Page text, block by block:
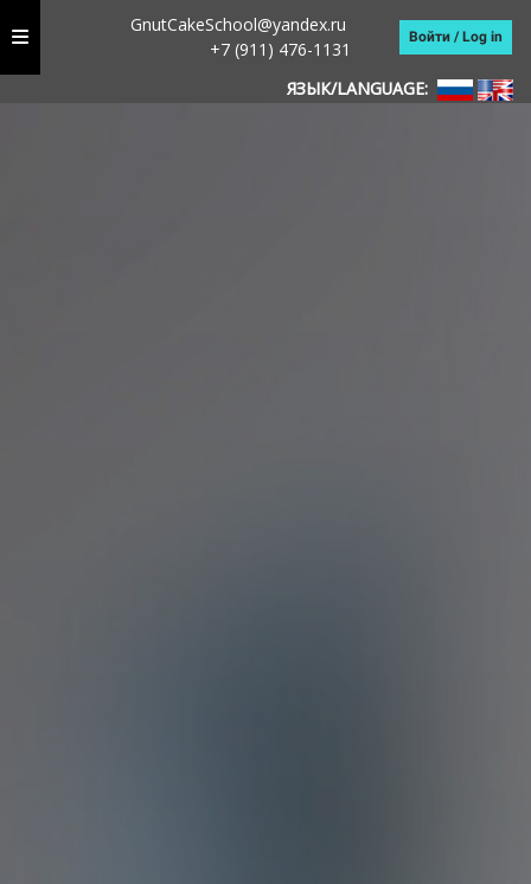
GnutCakeSchool@yandex.ru
+7 (911) 476-1131
Войти / Log in
ЯЗЫК/LANGUAGE: